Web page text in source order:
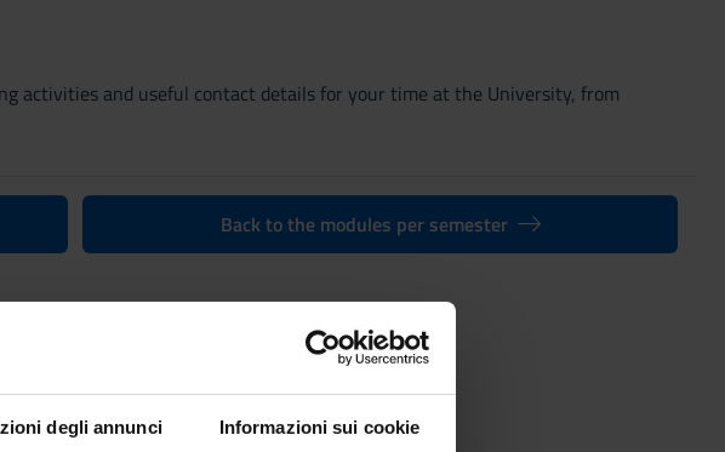
degli annunci Informazioni sui cookie
activities and useful contact details for your time at the University, from
Back to the modules per semester
2027) - Bachelor’s degree in Humanities